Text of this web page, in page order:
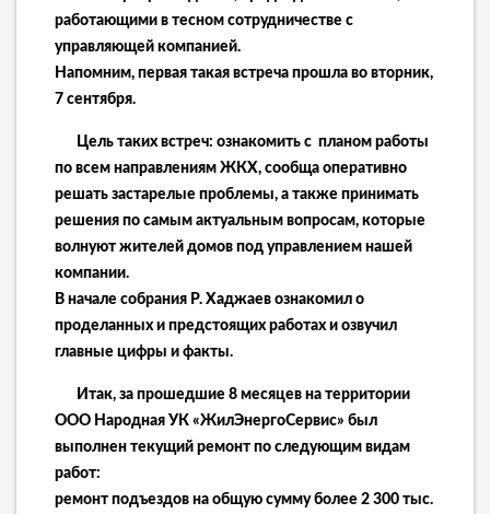
работающими в тесном сотрудничестве с
управляющей компанией.
Напомним, первая такая встреча прошла во вторник,
7 сентября.
Цель таких встреч: ознакомить с планом работы
по всем направлениям ЖКХ, сообща оперативно
решать застарелые проблемы, а также принимать
решения по самым актуальным вопросам, которые
волнуют жителей домов под управлением нашей
компании.
В начале собрания Р. Хаджаев ознакомил о
проделанных и предстоящих работах и озвучил
главные цифры и факты.
Итак, за прошедшие 8 месяцев на территории
ООО Народная УК «ЖилЭнергоСервис» был
выполнен текущий ремонт по следующим видам
работ:
ремонт подъездов на общую сумму более 2 300 тыс.